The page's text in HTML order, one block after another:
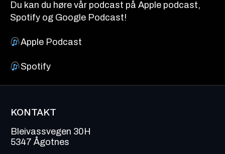
Du kan du høre vår podcast på Apple podcast,
Spotify og Google Podcast!
Apple Podcast
Spotify
KONTAKT
Bleivassvegen 30H
5347 Ågotnes